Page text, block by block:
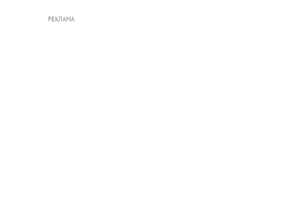
РЕКЛАМА